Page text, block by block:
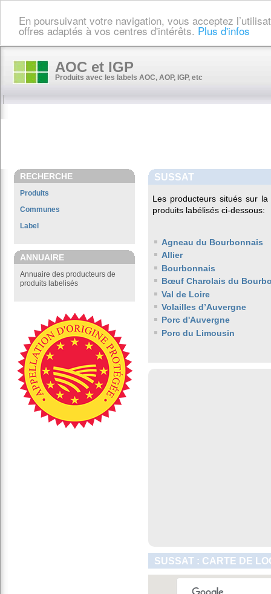
En poursuivant votre navigation, vous acceptez
offres adaptés à vos centres d'intérêts. Plus d'infos
AOC et IGP
Produits avec les labels AOC, AOP, IGP, etc
RECHERCHE
Produits
Communes
Label
ANNUAIRE
Annuaire des producteurs de
produits labelisés
SUSSAT
Les producteurs situés sur
produits labélisés ci-dessous:
Agneau du Bourbonnais
Allier
Bourbonnais
Bœuf Charolais du
Val de Loire
Volailles d’Auvergne
Porc d'Auvergne
Porc du Limousin
SUSSAT : CARTE DE